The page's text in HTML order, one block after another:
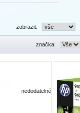
zobrazit:
značka:
nedodatelné